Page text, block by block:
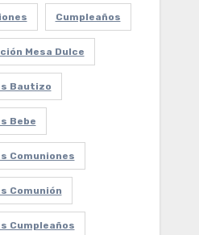
Cumpleaños
Mesa Dulce
Bautizo
Bebe
Comuniones
Comunión
Cumpleaños